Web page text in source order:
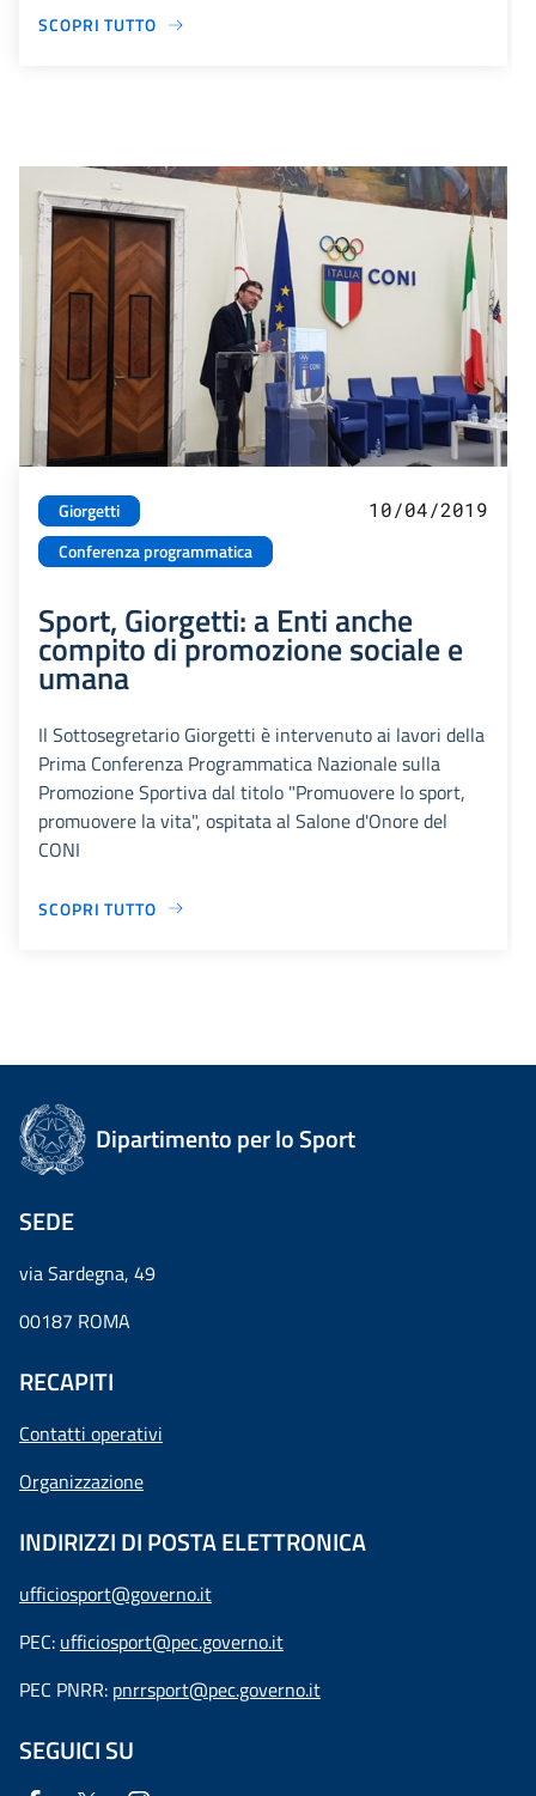
SCOPRI TUTTO
Giorgetti
Conferenza programmatica
10/04/2019
Sport, Giorgetti: a Enti anche
compito di promozione sociale e
umana
Il Sottosegretario Giorgetti è intervenuto ai lavori della
Prima Conferenza Programmatica Nazionale sulla
Promozione Sportiva dal titolo "Promuovere lo sport,
promuovere la vita", ospitata al Salone d'Onore del
CONI
SCOPRI TUTTO
Dipartimento per lo Sport
SEDE
via Sardegna, 49
00187 ROMA
RECAPITI
Contatti operativi
Organizzazione
INDIRIZZI DI POSTA ELETTRONICA
ufficiosport@governo.it
PEC: ufficiosport@pec.governo.it
PEC PNRR: pnrrsport@pec.governo.it
SEGUICI SU